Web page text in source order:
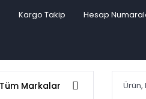
Kargo Takip Hesap
Tüm Markalar